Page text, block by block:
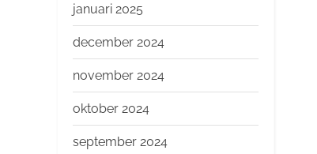
januari 2025
december 2024
november 2024
oktober 2024
september 2024